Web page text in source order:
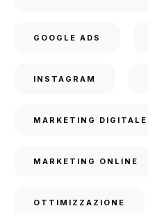
GOOGLE ADS
INSTAGRAM
MARKETING DIGITALE
MARKETING ONLINE
OTTIMIZZAZIONE